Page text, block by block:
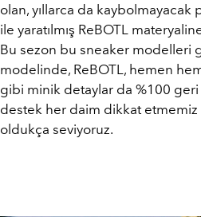
olan, yıllarca da
ile yaratılmış ReBOTL
Bu sezon bu sneaker modelleri
modelinde, ReBOTL, hemen
gibi minik detaylar da %100 geri
destek her daim dikkat
oldukça seviyoruz.